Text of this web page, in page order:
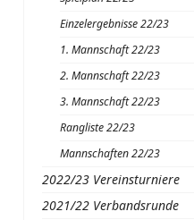
Einzelergebnisse 22/23
1. Mannschaft 22/23
2. Mannschaft 22/23
3. Mannschaft 22/23
Rangliste 22/23
Mannschaften 22/23
2022/23 Vereinsturniere
2021/22 Verbandsrunde